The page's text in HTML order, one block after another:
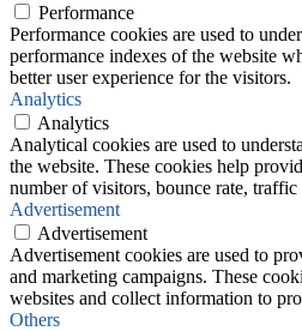
Performance
Performance cookies are used to
performance indexes of the website
better user experience for the visitors.
Analytics
Analytics
Analytical cookies are used to
the website. These cookies help
number of visitors, bounce rate, traffic
Advertisement
Advertisement
Advertisement cookies are used to
and marketing campaigns. These
websites and collect information to
Others